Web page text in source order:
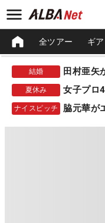
全ツアー ギア
結婚 田村亜矢
夏休み 女子プロ
ナイスピッチ 脇元華が